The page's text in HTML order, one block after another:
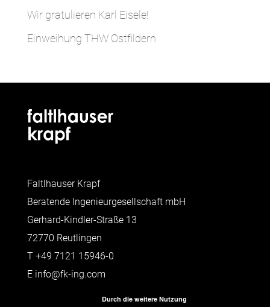
Wir gratulieren Karl Eisele!
Einweihung THW Ostfildern
Faltlhauser Krapf
Beratende Ingenieurgesellschaft mbH
Gerhard-Kindler-Straße 13
72770 Reutlingen
T +49 7121 15946-0
E info@fk-ing.com
Durch die weitere Nutzung